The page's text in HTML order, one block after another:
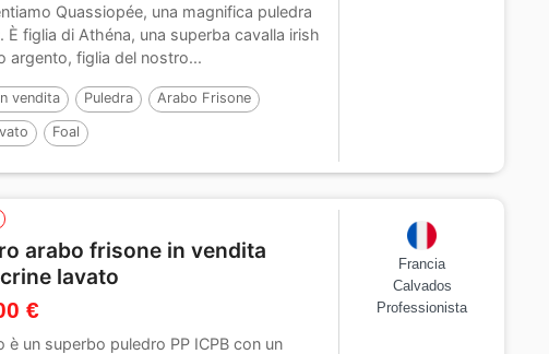
Quassiopée, una magnifica puledra
È figlia di Athéna, una superba cavalla irish
argento, figlia del nostro...
vendita Puledra Arabo Frisone
Foal
arabo frisone in vendita
lavato
€
è un superbo puledro PP ICPB con un
Francia
Calvados
Professionista